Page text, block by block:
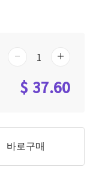
$ 37.60
바로구매